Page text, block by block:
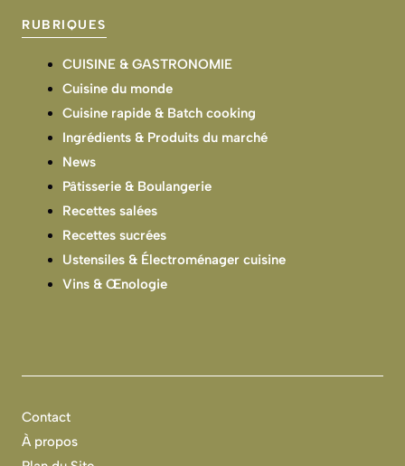
RUBRIQUES
CUISINE & GASTRONOMIE
Cuisine du monde
Cuisine rapide & Batch cooking
Ingrédients & Produits du marché
News
Pâtisserie & Boulangerie
Recettes salées
Recettes sucrées
Ustensiles & Électroménager cuisine
Vins & Œnologie
Contact
À propos